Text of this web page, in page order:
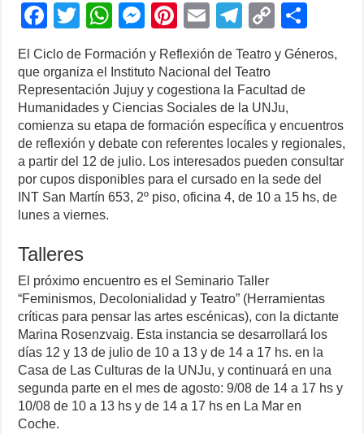
F
a
c
e
b
o
o
k
T
wi
tt
er
W
at
s
A
p
p
M
ss
e
n
g
er
Pi
nt
er
e
st
E
m
ail
T
el
e
gr
a
m
C
o
p
y
Li
n
k
ar
El Ciclo de Formación y Reflexión de Teatro y Géneros,
que organiza el Instituto Nacional del Teatro
Representación Jujuy y cogestiona la Facultad de
Humanidades y Ciencias Sociales de la UNJu,
comienza su etapa de formación específica y encuentros
de reflexión y debate con referentes locales y regionales,
a partir del 12 de julio. Los interesados pueden consultar
por cupos disponibles para el cursado en la sede del
INT San Martín 653, 2º piso, oficina 4, de 10 a 15 hs, de
lunes a viernes.
Talleres
El próximo encuentro es el Seminario Taller
“Feminismos, Decolonialidad y Teatro” (Herramientas
críticas para pensar las artes escénicas), con la dictante
Marina Rosenzvaig. Esta instancia se desarrollará los
días 12 y 13 de julio de 10 a 13 y de 14 a 17 hs. en la
Casa de Las Culturas de la UNJu, y continuará en una
segunda parte en el mes de agosto: 9/08 de 14 a 17 hs y
10/08 de 10 a 13 hs y de 14 a 17 hs en La Mar en
Coche.